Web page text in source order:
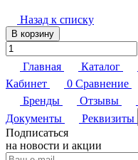
Назад к списку
В корзину
Главная Каталог
Кабинет
0 Сравнение
Бренды
Отзывы
Документы
Реквизиты
Подписаться
на новости и акции